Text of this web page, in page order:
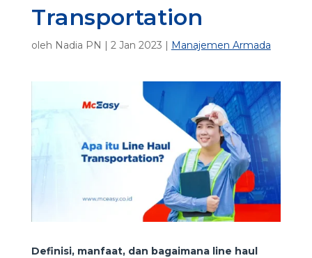
Transportation
oleh Nadia PN | 2 Jan 2023 | Manajemen Armada
Definisi, manfaat, dan bagaimana line haul